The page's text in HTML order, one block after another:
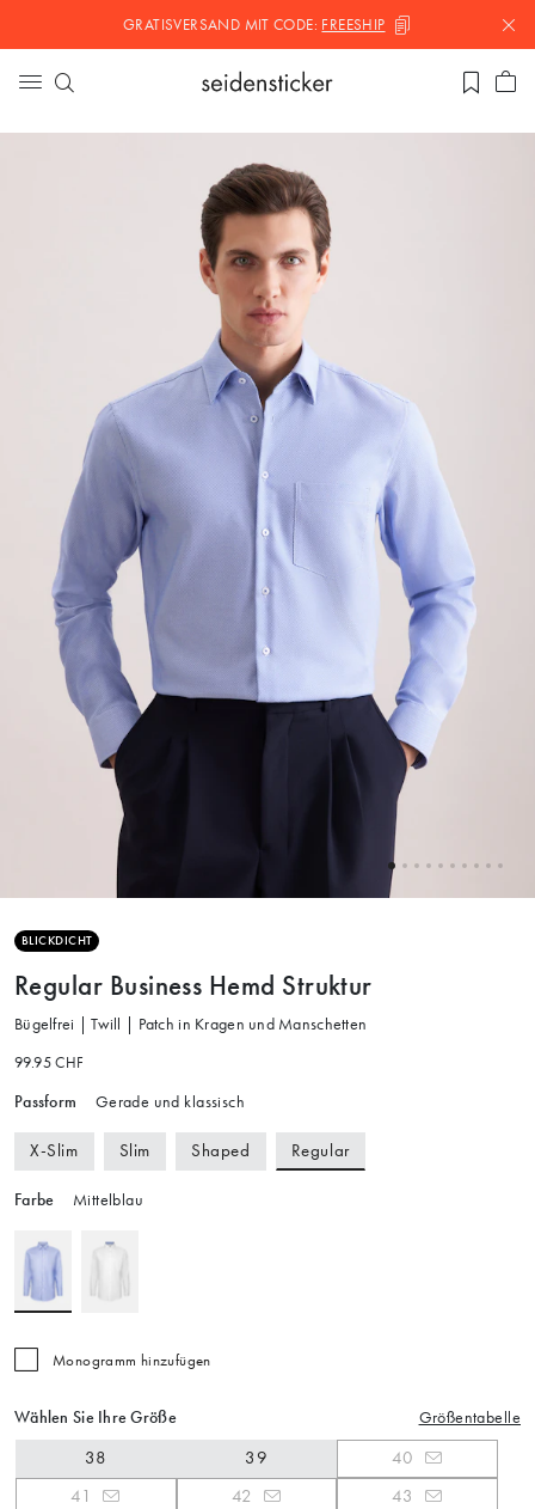
GRATISVERSAND MITCODE: FREESHIP
BLICKDICHT
Regular Business Hemd Struktur
Bügelfrei | Twill | Patch in Kragen und Manschetten
99.95 CHF
Passform Gerade und klassisch
X-Slim Slim Shaped Regular
Farbe Mittelblau
Monogramm hinzufügen
Wählen Sie Ihre Größe Größentabelle
38 39
40
41
42
43